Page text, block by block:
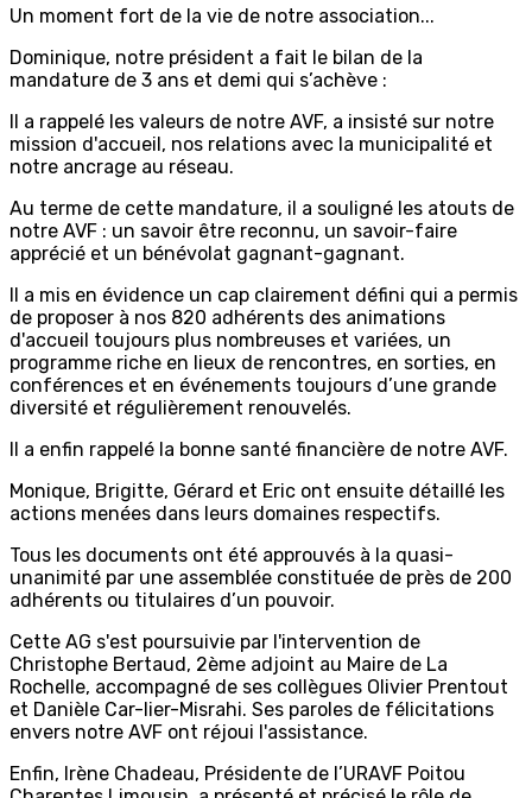
Un moment fort de la vie de notre association...
Dominique, notre président a fait le bilan de la
mandature de 3 ans et demi qui s’achève :
Il a rappelé les valeurs de notre AVF, a insisté sur notre
mission d'accueil, nos relations avec la municipalité et
notre ancrage au réseau.
Au terme de cette mandature, il a souligné les atouts de
notre AVF : un savoir être reconnu, un savoir-faire
apprécié et un bénévolat gagnant-gagnant.
Il a mis en évidence un cap clairement défini qui a permis
de proposer à nos 820 adhérents des animations
d'accueil toujours plus nombreuses et variées, un
programme riche en lieux de rencontres, en sorties, en
conférences et en événements toujours d’une grande
diversité et régulièrement renouvelés.
Il a enfin rappelé la bonne santé financière de notre AVF.
Monique, Brigitte, Gérard et Eric ont ensuite détaillé les
actions menées dans leurs domaines respectifs.
Tous les documents ont été approuvés à la quasi-
unanimité par une assemblée constituée de près de 200
adhérents ou titulaires d’un pouvoir.
Cette AG s'est poursuivie par l'intervention de
Christophe Bertaud, 2ème adjoint au Maire de La
Rochelle, accompagné de ses collègues Olivier Prentout
et Danièle Car-lier-Misrahi. Ses paroles de félicitations
envers notre AVF ont réjoui l'assistance.
Enfin, Irène Chadeau, Présidente de l’URAVF Poitou